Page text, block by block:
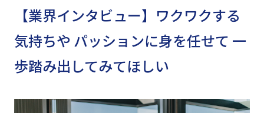
【業界インタビュー】ワクワクする
気持ちや パッションに身を任せて 一
歩踏み出してみてほしい